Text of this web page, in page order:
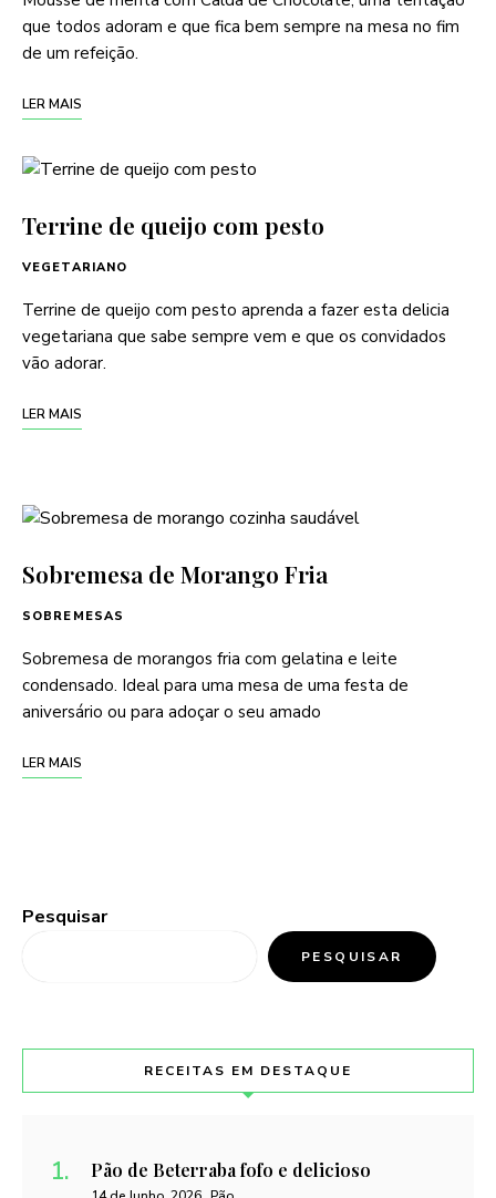
que todos adoram e que fica bem sempre na mesa no fim
de um refeição.
LER MAIS
Terrine de queijo com pesto
VEGETARIANO
Terrine de queijo com pesto aprenda a fazer esta delicia
vegetariana que sabe sempre vem e que os convidados
vão adorar.
LER MAIS
Sobremesa de Morango Fria
SOBREMESAS
Sobremesa de morangos fria com gelatina e leite
condensado. Ideal para uma mesa de uma festa de
aniversário ou para adoçar o seu amado
LER MAIS
Pesquisar
PESQUISAR
RECEITAS EM DESTAQUE
Pão de Beterraba fofo e delicioso